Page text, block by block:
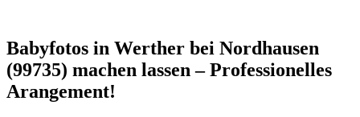
Babyfotos in Werther bei Nordhausen
(99735) machen lassen – Professionelles
Arangement!